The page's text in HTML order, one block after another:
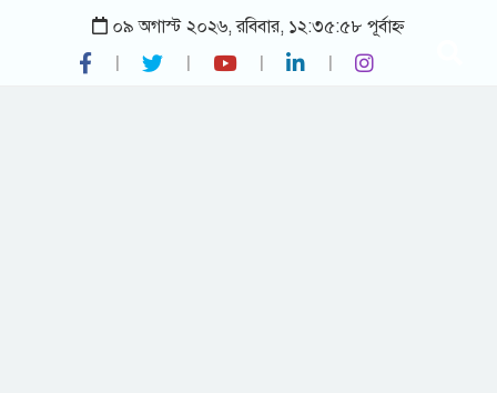
০৯ অগাস্ট ২০২৬, রবিবার, ১২:৩৫:৫৮ পূর্বাহ্ন